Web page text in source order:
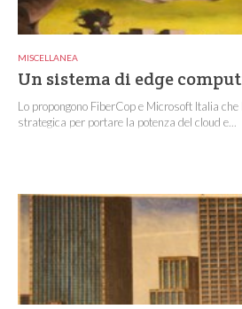
MISCELLANEA
Un sistema di edge
Lo propongono FiberCop e Microsoft Italia
strategica per portare la potenza del cloud e...